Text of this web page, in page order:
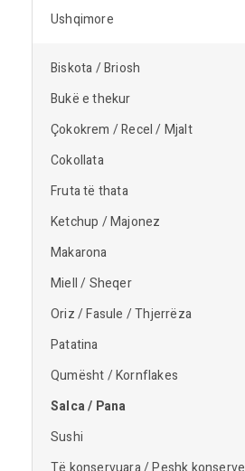
Ushqimore
Biskota / Briosh
Bukë e thekur
Çokokrem / Recel / Mjalt
Cokollata
Fruta të thata
Ketchup / Majonez
Makarona
Miell / Sheqer
Oriz / Fasule / Thjerrëza
Patatina
Qumësht / Kornflakes
Salca / Pana
Sushi